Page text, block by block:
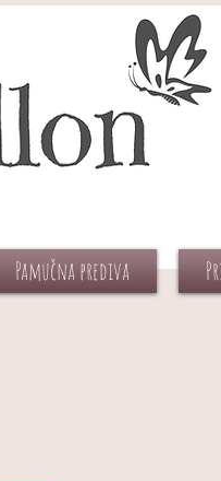
Pamučna prediva